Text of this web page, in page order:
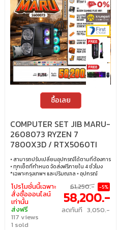
ซื้อเลย
COMPUTER SET JIB MARU-
2608073 RYZEN 7
7800X3D / RTX5060TI
8GB / B650 / 32GB DDR5 /
M.2 1TB
• สามารถปรับเปลี่ยนอุปกรณ์ได้ตามที่ต้องการ
• ทุกเซ็ตที่กำหนด จัดส่งฟรีภายใน 4 ชั่วโมง
*เฉพาะกรุงเทพฯ และปริมณฑล • อุปกรณ์
คอมพิวเตอร์เสียภายใน 30 วัน นับจากวันซื้อ
เปลี่ยนอุปกรณ์คอมพิวเตอร์ใหม่ให้ทันที
ภายใน 24 ชั่วโมง เฉพาะซื้อผ่าน JIB Online
เท่านั้น (เงื่อนไขเป็นไปตามที่กำหนด) • ผ่อน
สบายๆ 0% นาน 10 เดือน ทุกเซ็ต • บริการ
ซ่อมและตรวจเช็คอาการ ฟรี! ได้ที่เจไอบีกว่า 140
สาขา ทั่วประเทศ
โปรโมชั่นนี้เฉพาะ
สั่งซื้อออนไลน์
เท่านั้น
ส่งฟรี
117 views
1 sold
61,250.- -5%
58,200.-
ลดทันที 3,050.-